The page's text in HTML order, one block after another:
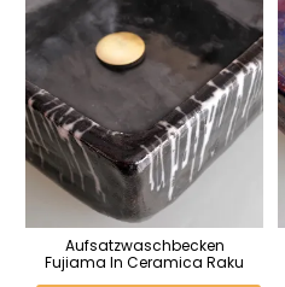
Aufsatzwaschbecken
Fujiama In Ceramica Raku